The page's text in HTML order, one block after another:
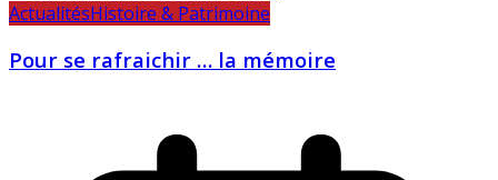
ActualitésHistoire & Patrimoine
Pour se rafraichir … la mémoire